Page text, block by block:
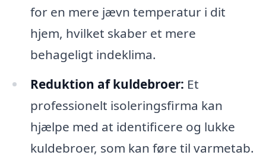
for en mere jævn temperatur i dit
hjem, hvilket skaber et mere
behageligt indeklima.
Reduktion af kuldebroer: Et
professionelt isoleringsfirma kan
hjælpe med at identificere og lukke
kuldebroer, som kan føre til varmetab.